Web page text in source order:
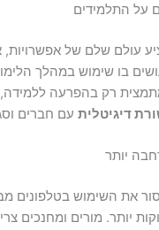
על התלמידים
עולם שלם של
בו שימוש במהלך
רק בהפרעה ללמידה,
דיגיטלית עם חברים
יותר
את השימוש בטלפונים
יותר. מורים ומחנכים